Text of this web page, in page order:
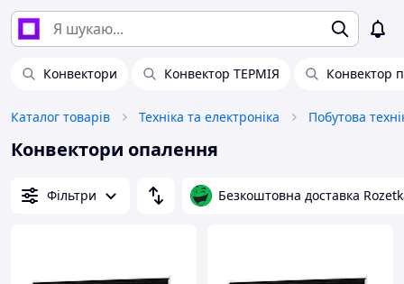
Конвектори Конвектор ТЕРМІЯ Конвектор
Каталог товарів Техніка та електроніка Побутова
Конвектори опалення
Фільтри Безкоштовна доставка